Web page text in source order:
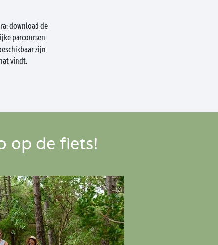
download de
parcoursen
zijn
vindt.
op de fiets!